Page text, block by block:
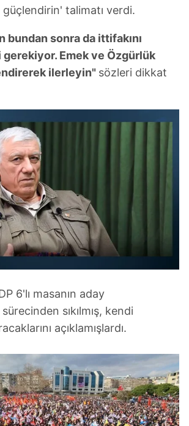
güçlendirin' talimatı verdi.
bundan sonra da ittifakını
Emek ve Özgürlük
ilerleyin" sözleri dikkat
6'lı masanın aday
sıkılmış, kendi
açıklamışlardı.